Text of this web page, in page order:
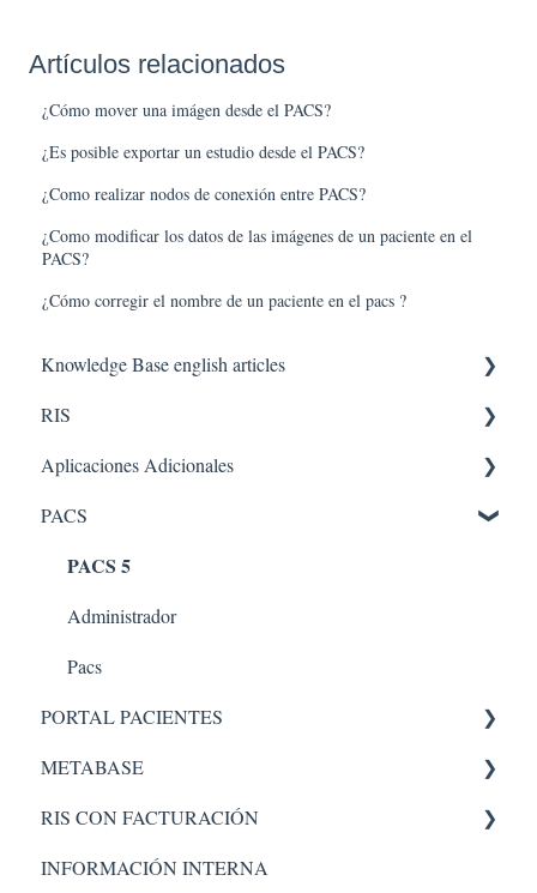
Artículos relacionados
¿Cómo mover una imágen desde el PACS?
¿Es posible exportar un estudio desde el PACS?
¿Como realizar nodos de conexión entre PACS?
¿Como modificar los datos de las imágenes de un paciente en el
PACS?
¿Cómo corregir el nombre de un paciente en el pacs ?
Knowledge Base english articles
AQUILA IN THE CLOUD
PACS
RIS
RV
Agenda
Facturacion
Administración Plataforma
Lista de trabajo
Lectura
Administrador
Transcriptor
Entrega de Resultados
Aplicaciones Adicionales
Aplicaciones internas
PACS
PACS 5
Administrador
Pacs
PORTAL PACIENTES
Administración - portal
METABASE
Metabase
Administrador
RIS CON FACTURACIÓN
Facturacion
INFORMACIÓN INTERNA